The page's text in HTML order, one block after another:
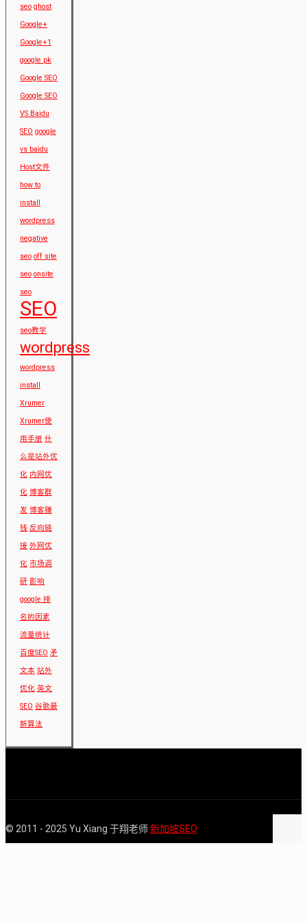
seo ghost
Google+
Google+1
google pk
Google SEO
Google SEO
VS Baidu
SEO google
vs baidu
Host文件
how to
install
wordpress
negative
seo off site
seo onsite
seo
SEO
seo教学
wordpress
wordpress
install
Xrumer
Xrumer使
用手册 什
么是站外优
化 内网优
化 博客群
发 博客赚
钱 反向链
接 外网优
化 市场调
研 影响
google 排
名的因素
流量统计
百度SEO 矛
文本 站外
优化 英文
SEO 谷歌最
新算法
© 2011 - 2025 Yu Xiang 于翔老师新加坡SEO